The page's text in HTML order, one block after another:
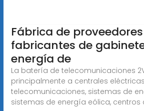
Fábrica de
fabricantes de
energía de
La batería de telecomunicaciones
principalmente a centrales
telecomunicaciones, sistemas de
sistemas de energía eólica, centros